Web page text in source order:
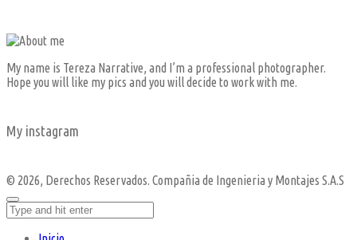
My name is Tereza Narrative, and I’m a professional photographer.
Hope you will like my pics and you will decide to work with me.
My instagram
© 2026, Derechos Reservados. Compañia de Ingenieria y Montajes S.A.S